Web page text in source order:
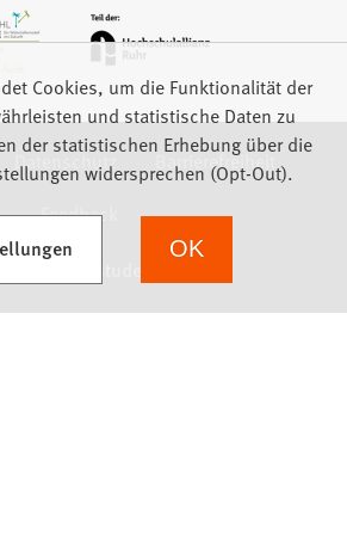
Datenschutz
Barrierefreiheit
Feedback
Cookies, um die Funktionalität der
und statistische Daten zu
der statistischen Erhebung über die
widersprechen (Opt-Out).
Tab) OK